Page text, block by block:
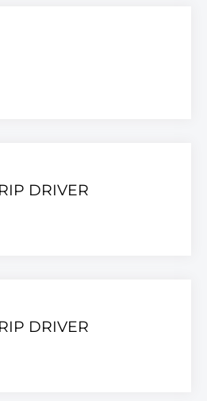
von 5 von 5
DRIVER
von 5 von 5
DRIVER